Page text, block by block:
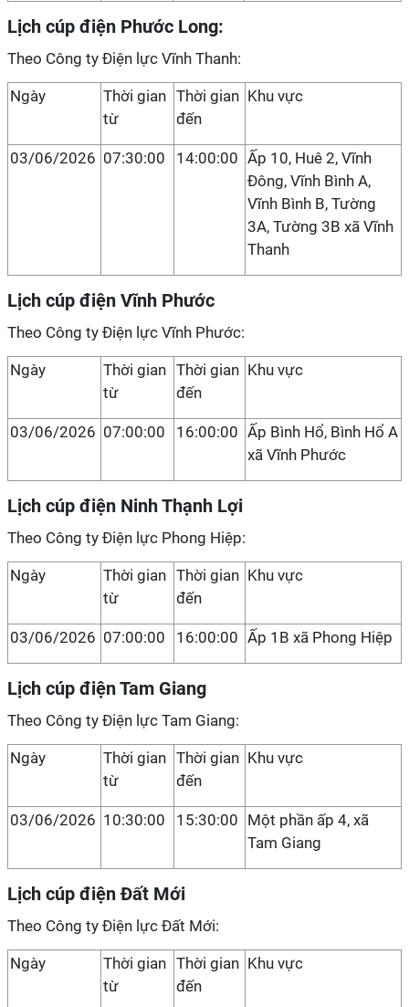
Lịch cúp điện Phước Long:
Theo Công ty Điện lực Vĩnh Thanh:
Ngày
Thời gian
từ
Thời gian
đến
Khu vực
03/06/2026 07:30:00 14:00:00 Ấp 10, Huê 2, Vĩnh
Đông, Vĩnh Bình A,
Vĩnh Bình B, Tường
3A, Tường 3B xã Vĩnh
Thanh
Lịch cúp điện Vĩnh Phước
Theo Công ty Điện lực Vĩnh Phước:
Ngày
Thời gian
từ
Thời gian
đến
Khu vực
03/06/2026 07:00:00 16:00:00 Ấp Bình Hổ, Bình Hổ A
xã Vĩnh Phước
Lịch cúp điện Ninh Thạnh Lợi
Theo Công ty Điện lực Phong Hiệp:
Ngày
Thời gian
từ
Thời gian
đến
Khu vực
03/06/2026 07:00:00 16:00:00 Ấp 1B xã Phong Hiệp
Lịch cúp điện Tam Giang
Theo Công ty Điện lực Tam Giang:
Ngày
Thời gian
từ
Thời gian
đến
Khu vực
03/06/2026 10:30:00 15:30:00 Một phần ấp 4, xã
Tam Giang
Lịch cúp điện Đất Mới
Theo Công ty Điện lực Đất Mới:
Ngày
Thời gian
từ
Thời gian
đến
Khu vực